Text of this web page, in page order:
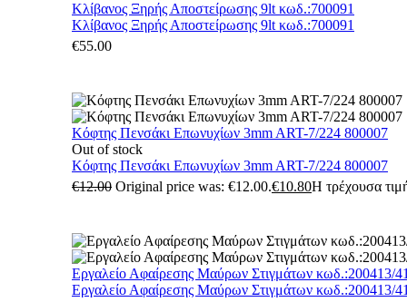
Κλίβανος Ξηρής Αποστείρωσης 9lt κωδ.:700091
Κλίβανος Ξηρής Αποστείρωσης 9lt κωδ.:700091
€55.00
Κόφτης Πενσάκι Επωνυχίων 3mm ART-7/224 800007
Out of stock
Κόφτης Πενσάκι Επωνυχίων 3mm ART-7/224 800007
€12.00 Original price was: €12.00.€10.80Η τρέχουσα
Εργαλείο Αφαίρεσης Μαύρων Στιγμάτων κωδ.:200413/
Εργαλείο Αφαίρεσης Μαύρων Στιγμάτων κωδ.:200413/